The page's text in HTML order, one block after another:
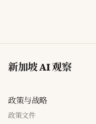
新加坡 AI 观察
政策与战略
政策文件